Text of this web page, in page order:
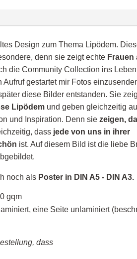
Design zum Thema Lipödem.
denn sie zeigt echte Frauen
die Community Collection ins
Aufruf gestartet mir Fotos
diese Bilder entstanden. Sie
Lipödemund geben gleichzeitig
und Inspiration. Denn sie zeigen,
dass jede von uns in ihrer
ist. Auf diesem Bild ist die liebe
noch als Poster in DIN A5 - DIN A3.
gqm
eine Seite unlaminiert
dass